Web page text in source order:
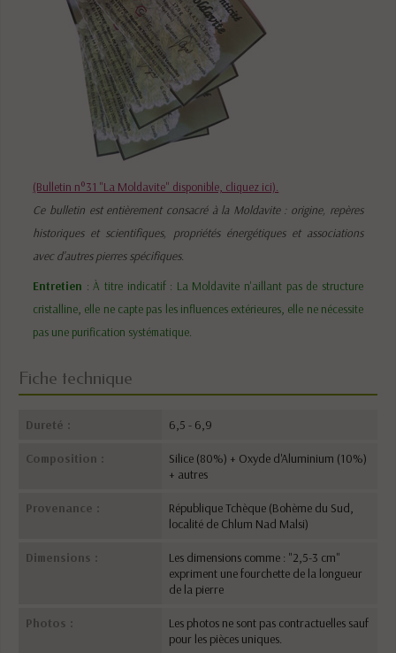
(Bulletin n°31 "La Moldavite" disponible, cliquez ici).
Ce bulletin est entièrement consacré à la Moldavite : origine, repères
historiques et scientifiques, propriétés énergétiques et associations
avec d'autres pierres spécifiques.
Entretien : À titre indicatif : La Moldavite n'aillant pas de structure
cristalline, elle ne capte pas les influences extérieures, elle ne nécessite
pas une purification systématique.
Fiche technique
Dureté : 6,5 - 6,9
Composition :
Silice (80%) + Oxyde d'Aluminium (10%)
+ autres
Provenance :
République Tchèque (Bohème du Sud,
localité de Chlum Nad Malsi)
Dimensions :
Les dimensions comme : "2,5-3 cm"
expriment une fourchette de la longueur
de la pierre
Photos :
Les photos ne sont pas contractuelles sauf
pour les pièces uniques.